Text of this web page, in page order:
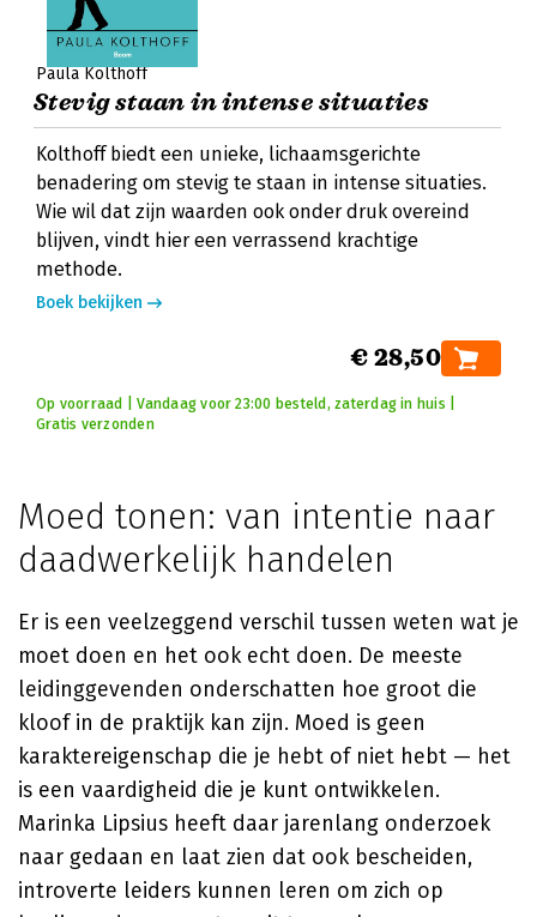
Paula Kolthoff
Stevig staan in intense situaties
Kolthoff biedt een unieke, lichaamsgerichte
benadering om stevig te staan in intense situaties.
Wie wil dat zijn waarden ook onder druk overeind
blijven, vindt hier een verrassend krachtige
methode.
Boek bekijken
€ 28,50
Op voorraad | Vandaag voor 23:00 besteld, zaterdag in huis |
Gratis verzonden
Moed tonen: van intentie naar
daadwerkelijk handelen
Er is een veelzeggend verschil tussen weten wat je
moet doen en het ook echt doen. De meeste
leidinggevenden onderschatten hoe groot die
kloof in de praktijk kan zijn. Moed is geen
karaktereigenschap die je hebt of niet hebt — het
is een vaardigheid die je kunt ontwikkelen.
Marinka Lipsius heeft daar jarenlang onderzoek
naar gedaan en laat zien dat ook bescheiden,
introverte leiders kunnen leren om zich op